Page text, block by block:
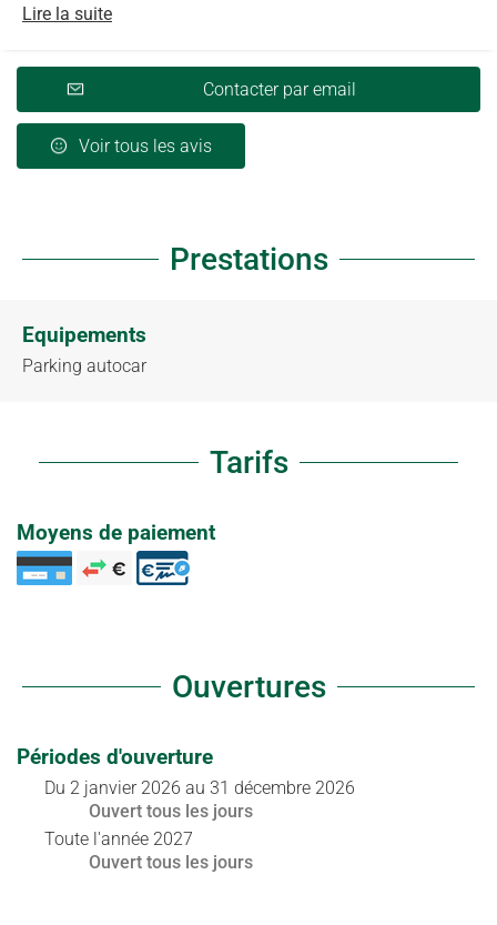
Lire la suite
Contacter par email
Voir tous les avis
Prestations
Equipements
Parking autocar
Tarifs
Moyens de paiement
Ouvertures
Périodes d'ouverture
Du 2 janvier 2026 au 31 décembre 2026
Ouvert tous les jours
Toute l'année 2027
Ouvert tous les jours